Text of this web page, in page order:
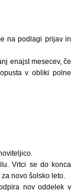
na podlagi prijav in
enajst mesecev, če
v obliki polne
Vrtci se do konca
novo šolsko leto.
nov oddelek v